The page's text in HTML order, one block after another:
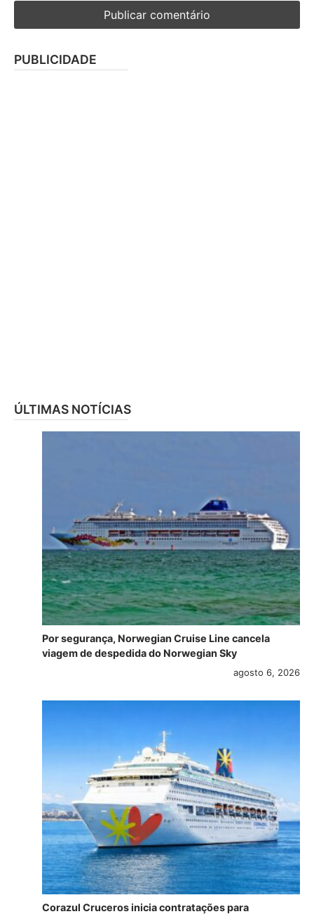
PUBLICIDADE
ÚLTIMAS NOTÍCIAS
Por segurança, Norwegian Cruise Line cancela
viagem de despedida do Norwegian Sky
agosto 6, 2026
Corazul Cruceros inicia contratações para